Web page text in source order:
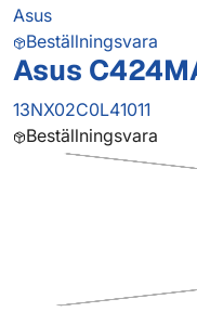
Asus
Beställningsvara
Asus
13NX02C0L41011
Beställningsvara